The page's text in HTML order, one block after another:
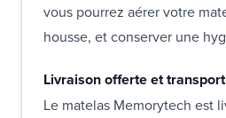
vous pourrez aérer votre
housse, et conserver une
Livraison offerte et
Le matelas Memorytech est